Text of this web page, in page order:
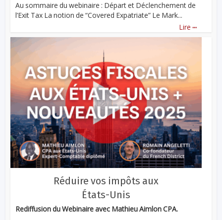
Au sommaire du webinaire : Départ et Déclenchement de
l’Exit Tax La notion de “Covered Expatriate” Le Mark...
Lire ...
Réduire vos impôts aux
États-Unis
Rediffusion du Webinaire avec Mathieu Aimlon CPA.